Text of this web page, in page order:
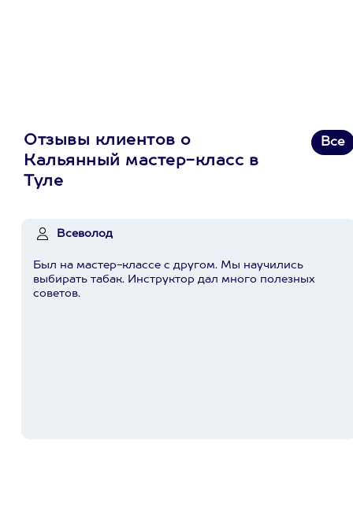
Отзывы клиентов о
Кальянный мастер-класс в
Туле
Все
Всеволод
Был на мастер-классе с другом. Мы научились
выбирать табак. Инструктор дал много полезных
советов.